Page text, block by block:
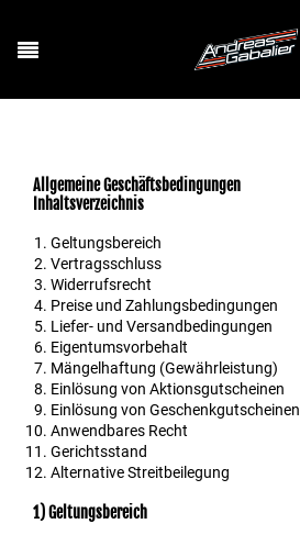
Allgemeine Geschäftsbedingungen
Inhaltsverzeichnis
Geltungsbereich
Vertragsschluss
Widerrufsrecht
Preise und Zahlungsbedingungen
Liefer- und Versandbedingungen
Eigentumsvorbehalt
Mängelhaftung (Gewährleistung)
Einlösung von Aktionsgutscheinen
Einlösung von Geschenkgutscheinen
Anwendbares Recht
Gerichtsstand
Alternative Streitbeilegung
1) Geltungsbereich